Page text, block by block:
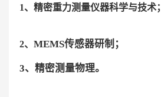
1、精密重力测量仪器科学与技术；
2、 MEMS传感器研制；
3、 精密测量物理。